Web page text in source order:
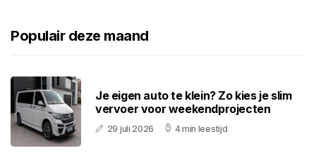
Populair deze maand
Je eigen auto te klein? Zo kies je slim
vervoer voor weekendprojecten
29 juli 2026 4 min leestijd